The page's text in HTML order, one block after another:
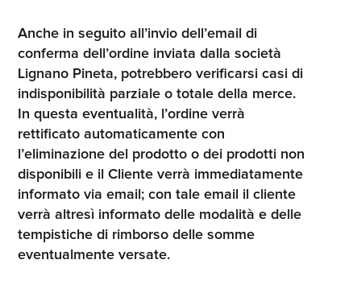
Anche in seguito all’invio dell’email di
conferma dell’ordine inviata dalla società
Lignano Pineta, potrebbero verificarsi casi di
indisponibilità parziale o totale della merce.
In questa eventualità, l’ordine verrà
rettificato automaticamente con
l’eliminazione del prodotto o dei prodotti non
disponibili e il Cliente verrà immediatamente
informato via email; con tale email il cliente
verrà altresì informato delle modalità e delle
tempistiche di rimborso delle somme
eventualmente versate.